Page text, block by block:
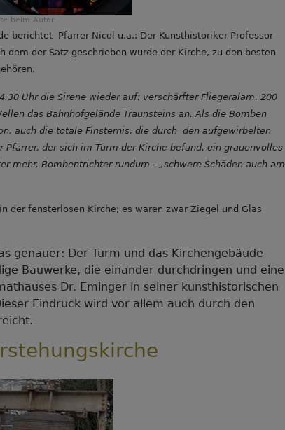
beim Autor
berichtet Pfarrer Nicol u.a.: Der Kunsthistoriker Professor
dem der Satz geschrieben wurde der Kirche, zu den besten
Uhr die Sirene wieder auf: verschärfter Fliegeralam. 200
das Bahnhofgelände Traunsteins an. Als die Bomben
auch die totale Finsternis, die durch den aufgewirbelten
der sich im Turm der Kirche befand, ein grauenvolles
mehr, Bombentrichter rundum - „schwere Schäden auch am
der fensterlosen Kirche; es waren zwar Ziegel und Glas
genauer: Der Turm und das Kirchengebäude
Bauwerke, die einander durchdringen und eine
Dr. Eminger in seiner kunsthistorischen
Eindruck wird vor allem auch durch den